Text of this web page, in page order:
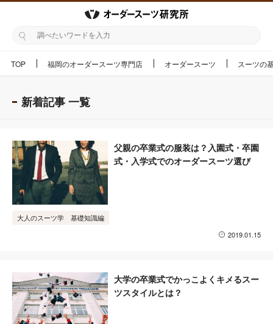
TOP 福岡のオーダースーツ専門店 オーダースーツ スーツの
新着記事 一覧
父親の卒業式の服装は？入園式・卒園
式・入学式でのオーダースーツ選び
大人のスーツ学 基礎知識編
2019.01.15
大学の卒業式でかっこよくキメるスー
ツスタイルとは？